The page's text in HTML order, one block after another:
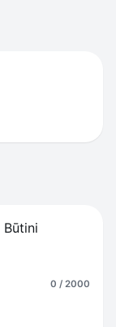
Būtini
0 / 2000